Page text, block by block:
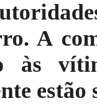
A
às
estão